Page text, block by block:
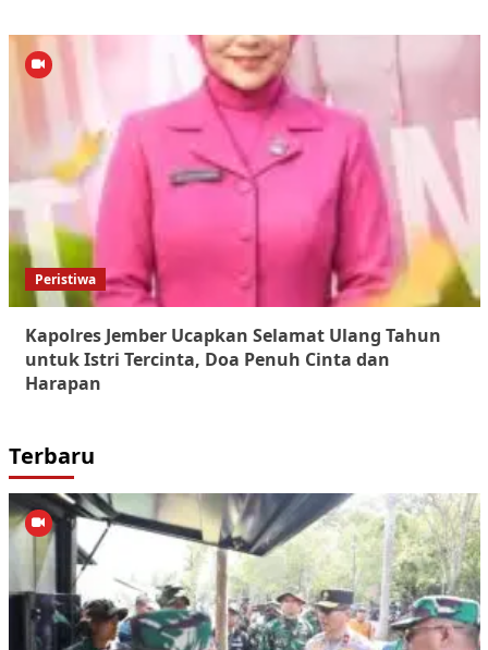
Peristiwa
Kapolres Jember Ucapkan Selamat Ulang Tahun
untuk Istri Tercinta, Doa Penuh Cinta dan
Harapan
Terbaru